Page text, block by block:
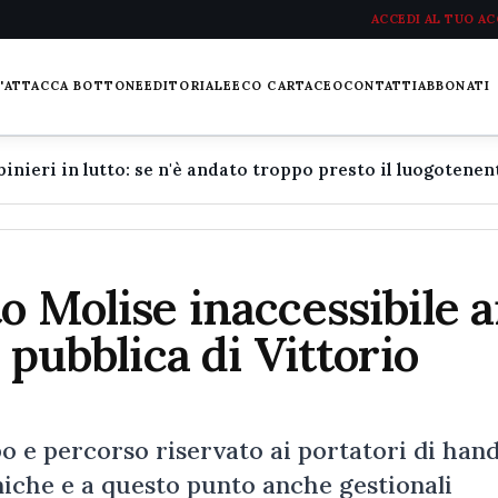
ACCEDI AL TUO
BOTTONEEDITORIALEECO CARTACEOCONTATTIABBONATI
Molise inaccessibile
pubblica di Vittorio
e percorso riservato ai portatori di
e a questo punto anche gestionali